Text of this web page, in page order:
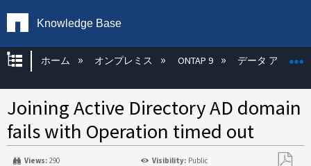
Knowledge Base
グローバル階層を展開/折りたたむ
ホーム オンプレミス ONTAP 9 データ アクセス
Joining Active Directory AD domain
fails with Operation timed out
Views: 290 Visibility: Public